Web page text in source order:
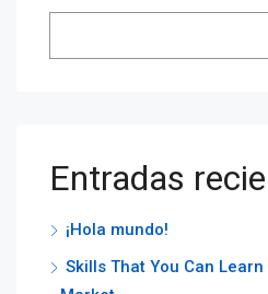
Entradas
¡Hola mundo!
Skills That You Can